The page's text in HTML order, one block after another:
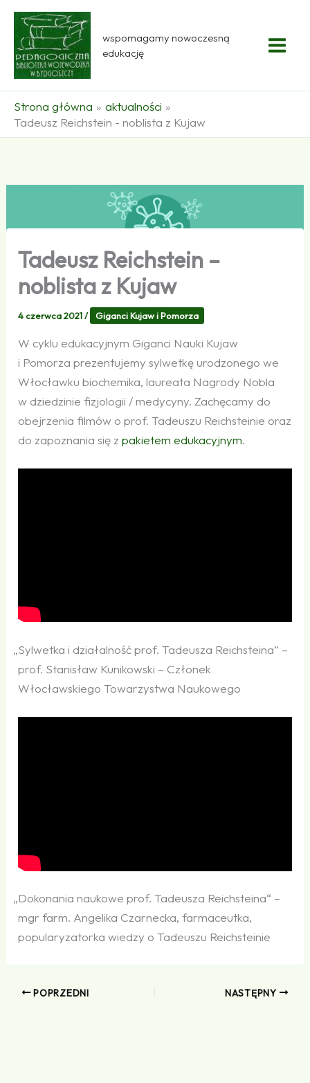
Przejdź
treści
wspomagamy nowoczesną
edukację
Strona główna
aktualności
Tadeusz Reichstein - noblista z Kujaw
Tadeusz Reichstein –
noblista z Kujaw
4 czerwca 2021/ Giganci Kujaw i Pomorza
W cyklu edukacyjnym Giganci Nauki Kujaw
i Pomorza prezentujemy sylwetkę urodzonego we
Włocławku biochemika, laureata Nagrody Nobla
w dziedzinie fizjologii / medycyny. Zachęcamy do
obejrzenia filmów o prof. Tadeuszu Reichsteinie oraz
do zapoznania się zpakietem edukacyjnym.
„Sylwetka i działalność prof. Tadeusza Reichsteina“ –
prof. Stanisław Kunikowski – Członek
Włocławskiego Towarzystwa Naukowego
„Dokonania naukowe prof. Tadeusza Reichsteina“ –
mgr farm. Angelika Czarnecka, farmaceutka,
popularyzatorka wiedzy o Tadeuszu Reichsteinie
POPRZEDNI NASTĘPNY